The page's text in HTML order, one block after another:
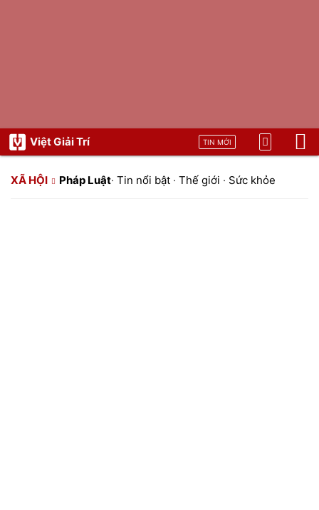
Việt Giải Trí TIN MỚI
XÃ HỘI Pháp Luật· Tin nổi bật · Thế giới · Sức khỏe